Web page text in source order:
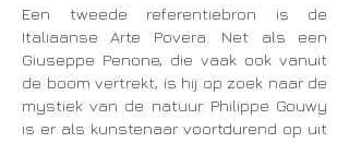
Een tweede referentiebron is de
Italiaanse Arte Povera. Net als een
Giuseppe Penone, die vaak ook vanuit
de boom vertrekt, is hij op zoek naar de
mystiek van de natuur. Philippe Gouwy
is er als kunstenaar voortdurend op uit